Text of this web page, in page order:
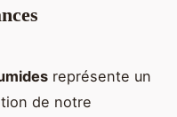
représente un
de notre